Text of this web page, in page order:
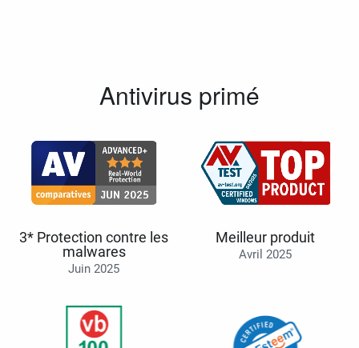
Antivirus primé
3* Protection contre les
malwares
Juin 2025
Meilleur produit
Avril 2025